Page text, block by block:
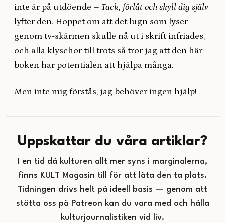
inte är på utdöende – Tack, förlåt och skyll dig själv
lyfter den. Hoppet om att det lugn som lyser
genom tv-skärmen skulle nå ut i skrift infriades,
och alla klyschor till trots så tror jag att den här
boken har potentialen att hjälpa många.
Men inte mig förstås, jag behöver ingen hjälp!
Uppskattar du våra artiklar?
I en tid då kulturen allt mer syns i marginalerna,
finns KULT Magasin till för att låta den ta plats.
Tidningen drivs helt på ideell basis — genom att
stötta oss på Patreon kan du vara med och hålla
kulturjournalistiken vid liv.